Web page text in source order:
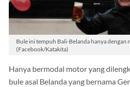
Bule ini tempuh Bali-Belanda hanya dengan
(Facebook/Katakita)
Hanya bermodal motor yang
bule asal Belanda yang bernama